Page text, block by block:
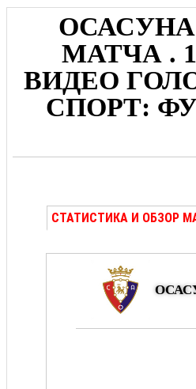
ОСАСУНА
МАТЧА .
ВИДЕО
СПОРТ:
СТАТИСТИКА И ОБЗОР